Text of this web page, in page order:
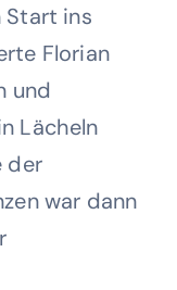
Start ins
Florian
und
Lächeln
der
war dann